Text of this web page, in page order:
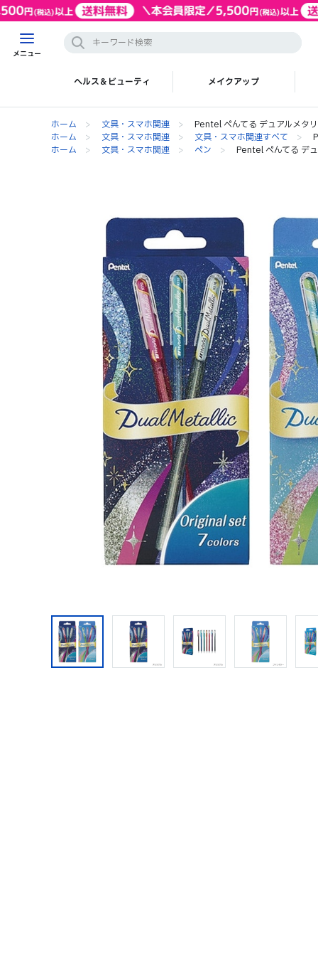
メニュー
ヘルス＆ビューティ メイクアップ
ホーム > 文具・スマホ関連 >
Pentel ぺんてる デュアルメタ
ホーム
> 文具・スマホ関連 > 文具・スマホ関連すべて >
ホーム
> 文具・スマホ関連 > ペン > Pentel ぺんてる デ